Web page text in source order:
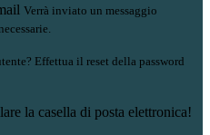
Verrà inviato un messaggio
Effettua il reset della password
la casella di posta elettronica!